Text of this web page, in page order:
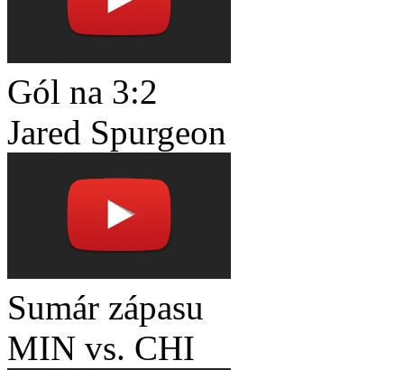
Gól na 3:2
Jared Spurgeon
Sumár zápasu
MIN vs. CHI